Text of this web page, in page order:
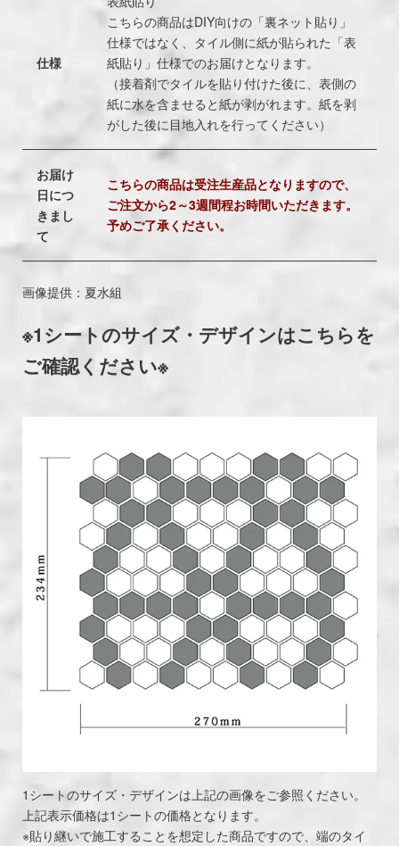
仕様
こちらの商品はDIY向けの「裏ネット貼り」
仕様ではなく、タイル側に紙が貼られた「表
紙貼り」仕様でのお届けとなります。
（接着剤でタイルを貼り付けた後に、表側の
紙に水を含ませると紙が剥がれます。紙を剥
がした後に目地入れを行ってください）
お届け
日につ
きまし
て
こちらの商品は受注生産品となりますので、
ご注文から2～3週間程お時間いただきます。
予めご了承ください。
画像提供：夏水組
※1シートのサイズ・デザインはこちらを
ご確認ください※
1シートのサイズ・デザインは上記の画像をご参照ください。
上記表示価格は1シートの価格となります。
※貼り継いで施工することを想定した商品ですので、端のタイ